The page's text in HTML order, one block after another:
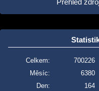
Přehled
Celkem:
700226
Měsíc:
6380
Den:
164